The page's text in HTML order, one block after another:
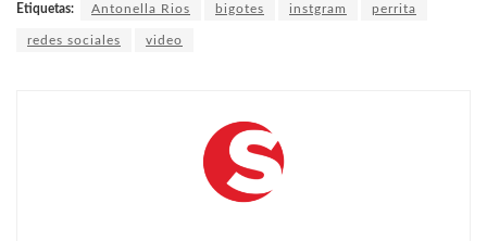
Etiquetas: Antonella Rios bigotes instgram perrita
redes sociales video